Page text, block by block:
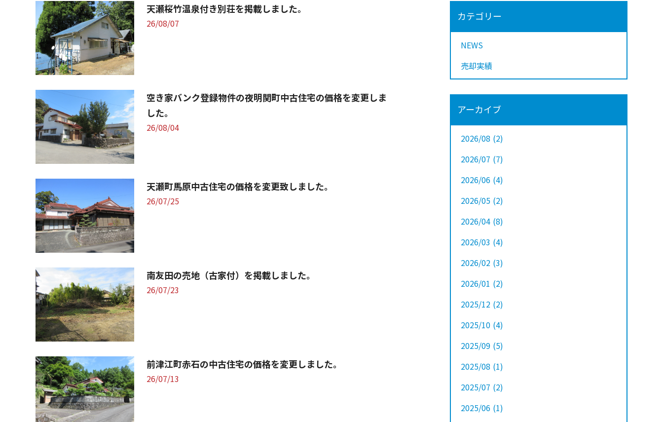
天瀬桜竹温泉付き別荘を掲載しました。
26/08/07
空き家バンク登録物件の夜明関町中古住宅の価格を変更しま
した。
26/08/04
天瀬町馬原中古住宅の価格を変更致しました。
26/07/25
南友田の売地（古家付）を掲載しました。
26/07/23
前津江町赤石の中古住宅の価格を変更しました。
26/07/13
カテゴリー
NEWS
売却実績
アーカイブ
2026/08 (2)
2026/07 (7)
2026/06 (4)
2026/05 (2)
2026/04 (8)
2026/03 (4)
2026/02 (3)
2026/01 (2)
2025/12 (2)
2025/10 (4)
2025/09 (5)
2025/08 (1)
2025/07 (2)
2025/06 (1)